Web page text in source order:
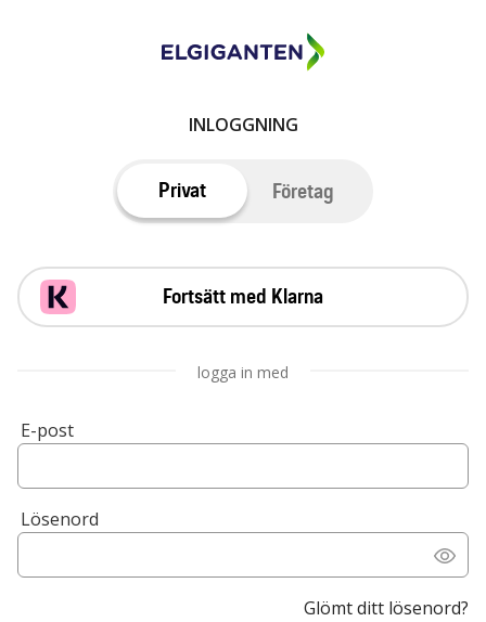
INLOGGNING
Privat Företag
Fortsätt med Klarna
logga in med
E-post
Lösenord
Glömt ditt lösenord?